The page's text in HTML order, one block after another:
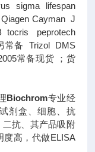
sigma lifespan
Cayman J
tocris peprotech
常备 Trizol DMS
常备现货 ；货
Biochrom专业经
剂盒、细胞、抗
抗、其产品吸附
度高，代做ELISA